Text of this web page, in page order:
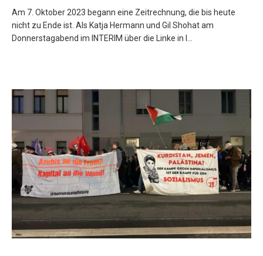
Am 7. Oktober 2023 begann eine Zeitrechnung, die bis heute
nicht zu Ende ist. Als Katja Hermann und Gil Shohat am
Donnerstagabend im INTERIM über die Linke in I...